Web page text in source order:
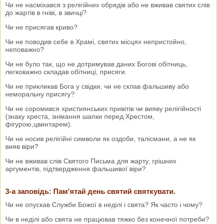
Чи не насміхався з релігійних обрядів або не вживав святих слів
до жартів в гніві, в звичці?
Чи не присягав криво?
Чи не поводив себе в Храмі, святих місцях непристойно,
неповажно?
Чи не було так, що не дотримував даних Богові обітниць,
легковажно складав обітниці, присяги.
Чи не прикликав Бога у свідки, чи не склав фальшиву або
неморальну присягу?
Чи не соромився християнських привітів чи вияву релігійності
(знаку хреста, знімання шапки перед Хрестом,
фігурою,цвинтарем).
Чи не носив релігійні символи як оздоби, талісмани, а не як
вияв віри?
Чи не вживав слів Святого Письма для жарту, грішних
аргументів, підтвердження фальшивої віри?
3-а заповідь: Пам'ятай день святий святкувати.
Чи не опускав Служби Божої в неділі і свята? Як часто і чому?
Чи в неділі або свята не працював тяжко без конечної потреби?